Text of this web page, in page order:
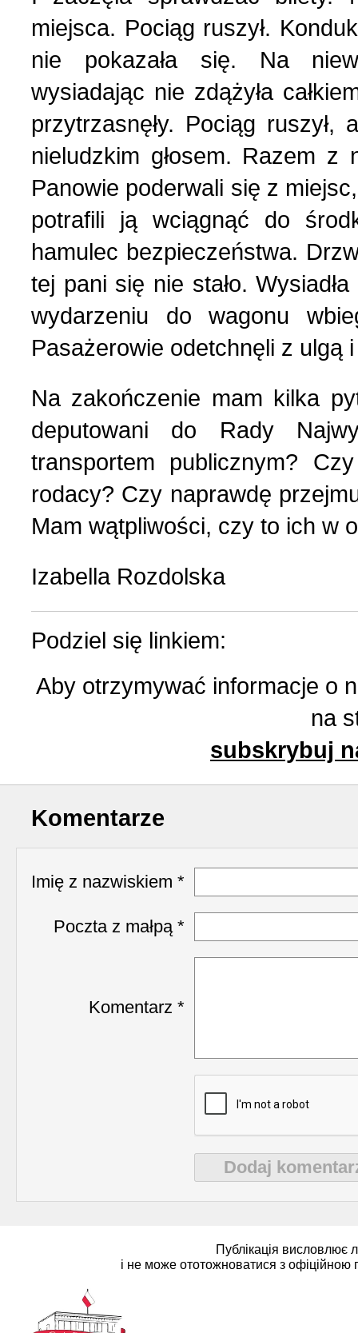
Українська сторінка
miejsca. Pociąg ruszył.
nie pokazała się. Na
wysiadając nie zdążyła
przytrzasnęły. Pociąg ruszył,
nieludzkim głosem. Razem z
Panowie poderwali się z
potrafili ją wciągnąć do
hamulec bezpieczeństwa.
tej pani się nie stało.
wydarzeniu do wagonu
Pasażerowie odetchnęli z ulgą
Na zakończenie mam kilka
deputowani do Rady
transportem publicznym?
rodacy? Czy naprawdę
Mam wątpliwości, czy to ich w
Izabella Rozdolska
Podziel się linkiem:
Aby otrzymywać informacje o
na
subskrybuj
Komentarze
Imię z nazwiskiem *
Poczta z małpą *
Komentarz *
Dodaj
Публікація висловлює
і не може ототожноватися з офіційною